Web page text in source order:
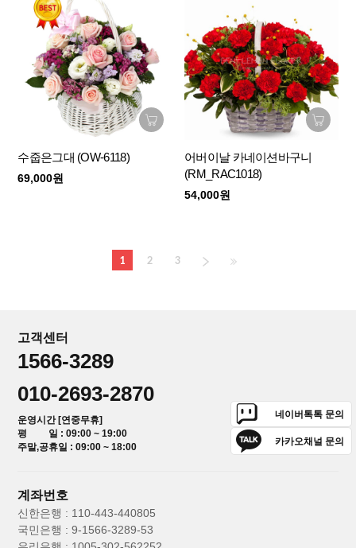
수줍은그대 (OW-6118)
69,000원
어버이날 카네이션바구니
(RM_RAC1018)
54,000원
1 2 3
고객센터
1566-3289
010-2693-2870
운영시간 [연중무휴]
평 일 : 09:00 ~ 19:00
주말,공휴일 : 09:00 ~ 18:00
네이버톡톡 문의
카카오채널 문의
계좌번호
신한은행 : 110-443-440805
국민은행 : 9-1566-3289-53